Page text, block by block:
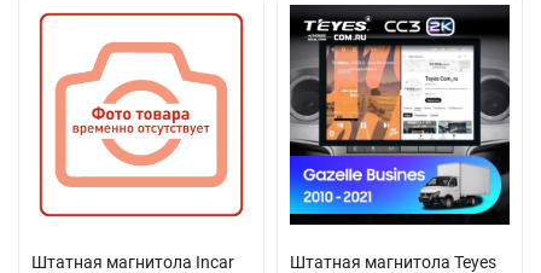
Штатная магнитола Incar
Штатная магнитола Teyes